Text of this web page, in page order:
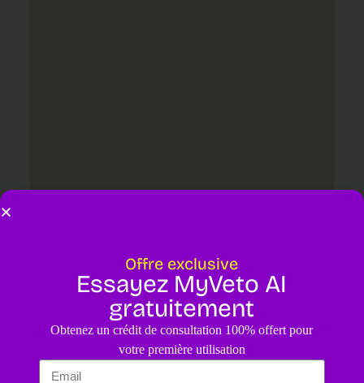
Laisser un commentaire
Votre adresse e-mail ne sera pas publiée. Les champs obligatoires
sont indiqués avec*
Nom
Offre exclusive
Essayez MyVeto AI
gratuitement
Obtenez un crédit de consultation 100% offert pour
votre première utilisation